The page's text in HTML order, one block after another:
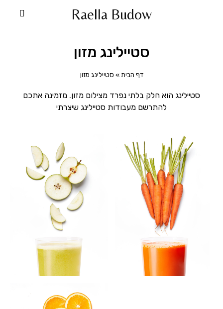
Raella Budow
סטיילינג מזון
דף הבית » סטיילינג מזון
סטיילינג הוא חלק בלתי נפרד מצילום מזון. מזמינה אתכם
להתרשם מעבודות סטיילינג שיצרתי